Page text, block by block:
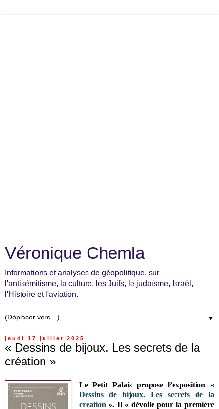
Véronique Chemla
Informations et analyses de géopolitique, sur
l'antisémitisme, la culture, les Juifs, le judaïsme, Israël,
l'Histoire et l'aviation.
▼
jeudi 17 juillet 2025
« Dessins de bijoux. Les secrets de la
création »
Le Petit Palais propose l’exposition «
Dessins de bijoux. Les secrets de la
création ». Il « dévoile pour la première